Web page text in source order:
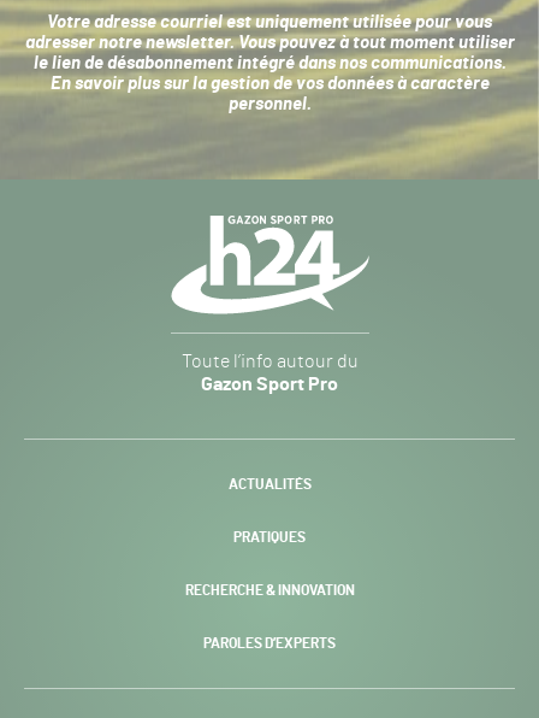
Votre adresse courriel est uniquement utilisée pour vous
adresser notre newsletter. Vous pouvez à tout moment utiliser
le lien de désabonnement intégré dans nos communications.
En savoir plus sur la gestion de vos données à caractère
personnel.
Sport
Pro
-
Toute l’info autour du
Gazon Sport Pro
ACTUALITÉS
PRATIQUES
RECHERCHE & INNOVATION
PAROLES D’EXPERTS